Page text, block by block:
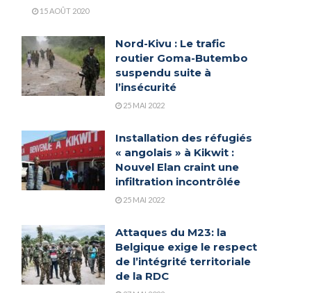
15 AOÛT 2020
Nord-Kivu : Le trafic
routier Goma-Butembo
suspendu suite à
l’insécurité
25 MAI 2022
Installation des réfugiés
« angolais » à Kikwit :
Nouvel Elan craint une
infiltration incontrôlée
25 MAI 2022
Attaques du M23: la
Belgique exige le respect
de l’intégrité territoriale
de la RDC